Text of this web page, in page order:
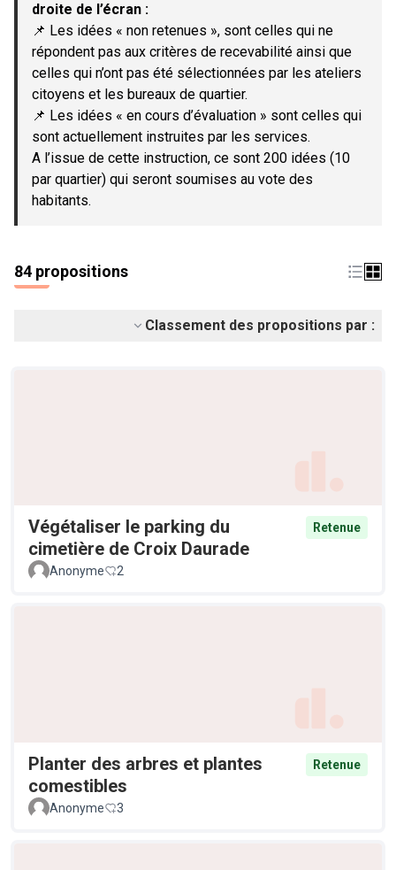
droite de l’écran :
📌 Les idées « non retenues », sont celles qui ne
répondent pas aux critères de recevabilité ainsi que
celles qui n’ont pas été sélectionnées par les ateliers
citoyens et les bureaux de quartier.
📌 Les idées « en cours d’évaluation » sont celles qui
sont actuellement instruites par les services.
A l’issue de cette instruction, ce sont 200 idées (10
par quartier) qui seront soumises au vote des
habitants.
84 propositions
Classement des propositions par :
Végétaliser le parking du
cimetière de Croix Daurade
Retenue
Anonyme 2
Planter des arbres et plantes
comestibles
Retenue
Anonyme 3